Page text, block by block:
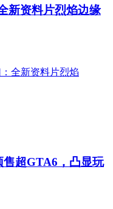
新资料片烈焰边缘
超GTA6，凸显玩